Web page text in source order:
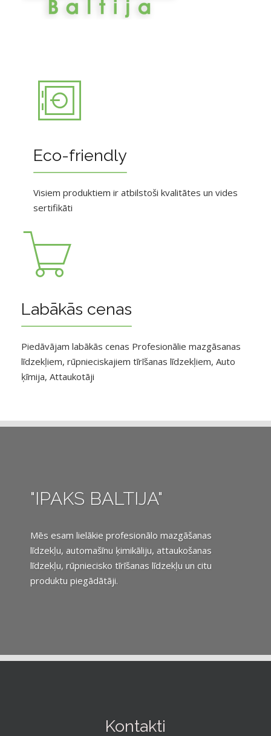
Eco-friendly
Visiem produktiem ir atbilstoši kvalitātes un vides
sertifikāti
Labākās cenas
Piedāvājam labākās cenas Profesionālie mazgāsanas
līdzekļiem, rūpnieciskajiem tīrīšanas līdzekļiem, Auto
ķīmija, Attaukotāji
"IPAKS BALTIJA"
Mēs esam lielākie profesionālo mazgāšanas
līdzekļu, automašīnu ķimikāliju, attaukošanas
līdzekļu, rūpniecisko tīrīšanas līdzekļu un citu
produktu piegādātāji.
Kontakti